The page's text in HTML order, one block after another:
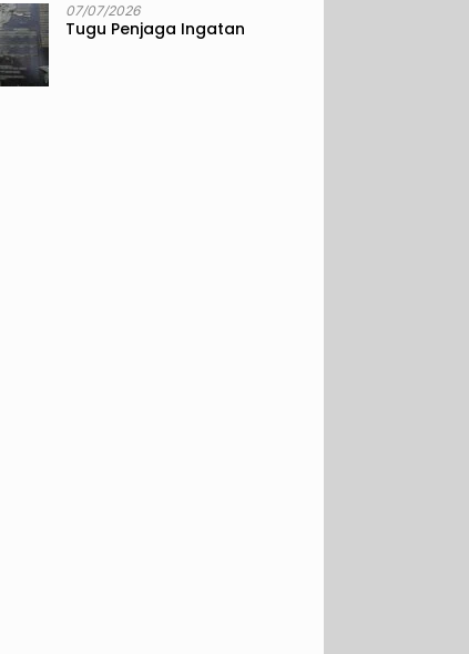
07/07/2026
Tugu Penjaga Ingatan